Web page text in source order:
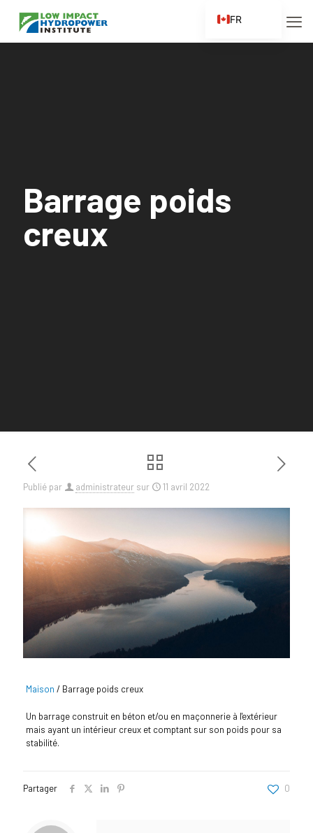
Barrage poids
creux
Publié par administrateur sur 11 avril 2022
Maison / Barrage poids creux
Un barrage construit en béton et/ou en maçonnerie à l'extérieur
mais ayant un intérieur creux et comptant sur son poids pour sa
stabilité.
Partager 0
FR
EN